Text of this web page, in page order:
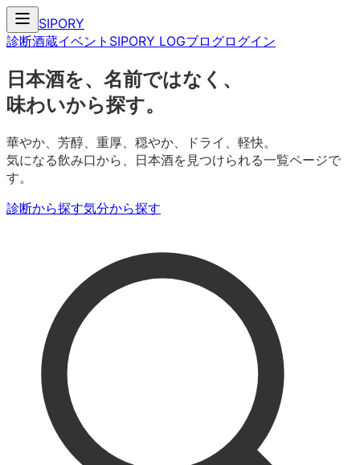
SIPORY
診断酒蔵イベント SIPORY LOGブログログイン
日本酒を、名前ではなく、
味わいから探す。
華やか、芳醇、重厚、穏やか、ドライ、軽快。
気になる飲み口から、日本酒を見つけられる一覧ページで
す。
診断から探す気分から探す